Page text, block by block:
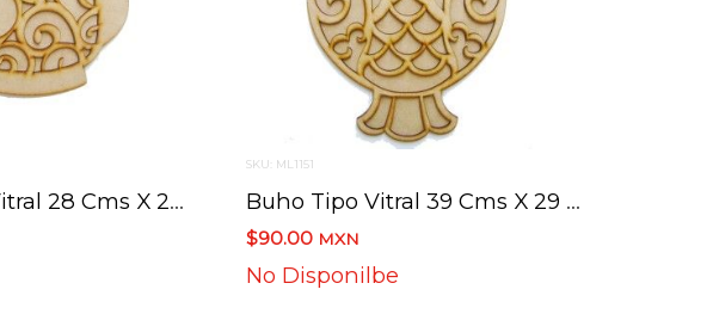
Tetera Tipo Vitral 28 Cms X 27 Cms
SKU: ML1151
Buho Tipo Vitral 39 Cms X 29 Cms
$90.00 MXN
No Disponilbe